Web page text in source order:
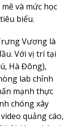
và mức học
biểu.
Vương là
Với vị trí tại
Hà Đông),
lab chỉnh
mạnh thực
chóng xây
quảng cáo,